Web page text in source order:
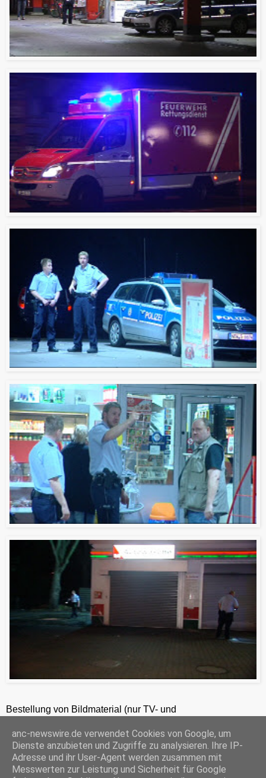
Bestellung von Bildmaterial (nur TV- und
ANC-NEWS-TELEVISION GmbH, Kruppstraße 82 – 100, 45145 Essen, HRB 12411, Amtsgericht Essen, Geschäftsführer: C. Anhuth
C
o
p
E
m
a
W
h
a
P
r
i
S
h
a
anc-newswire.de verwendet Cookies von Google, um
Dienste anzubieten und Zugriffe zu analysieren. Ihre IP-
Adresse und ihr User-Agent werden zusammen mit
Messwerten zur Leistung und Sicherheit für Google